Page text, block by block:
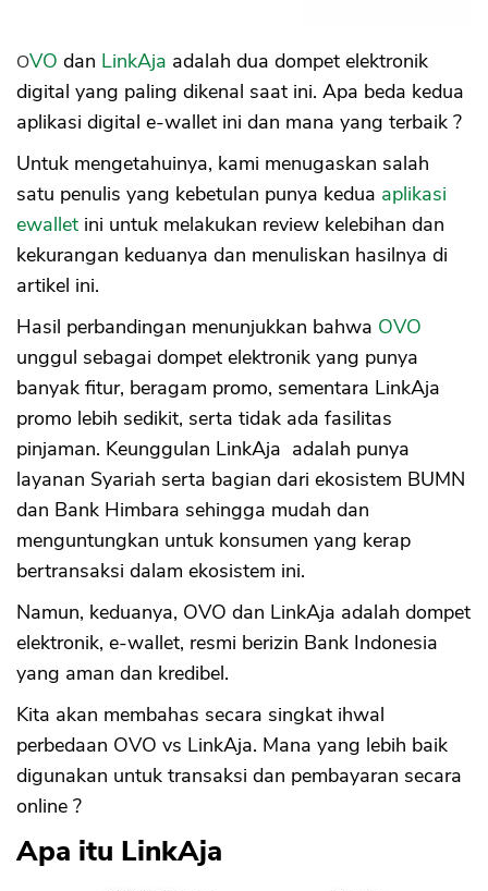
OVO dan LinkAja adalah dua dompet elektronik
digital yang paling dikenal saat ini. Apa beda kedua
aplikasi digital e-wallet ini dan mana yang terbaik ?
Untuk mengetahuinya, kami menugaskan salah
satu penulis yang kebetulan punya kedua aplikasi
ewallet ini untuk melakukan review kelebihan dan
kekurangan keduanya dan menuliskan hasilnya di
artikel ini.
Hasil perbandingan menunjukkan bahwa OVO
unggul sebagai dompet elektronik yang punya
banyak fitur, beragam promo, sementara LinkAja
promo lebih sedikit, serta tidak ada fasilitas
pinjaman. Keunggulan LinkAja adalah punya
layanan Syariah serta bagian dari ekosistem BUMN
dan Bank Himbara sehingga mudah dan
menguntungkan untuk konsumen yang kerap
bertransaksi dalam ekosistem ini.
Namun, keduanya, OVO dan LinkAja adalah dompet
elektronik, e-wallet, resmi berizin Bank Indonesia
yang aman dan kredibel.
Kita akan membahas secara singkat ihwal
perbedaan OVO vs LinkAja. Mana yang lebih baik
digunakan untuk transaksi dan pembayaran secara
online ?
Apa itu LinkAja